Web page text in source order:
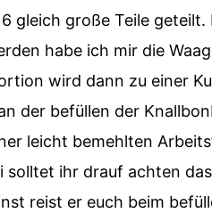
gleich große Teile geteilt.
habe ich mir die
wird dann zu einer
der befüllen der
leicht bemehlten
solltet ihr drauf achten
reist er euch beim